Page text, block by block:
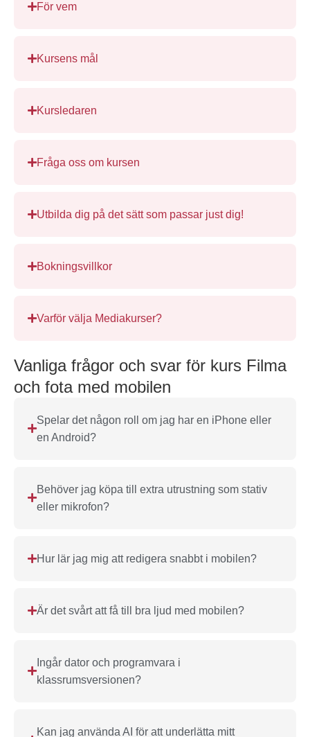
För vem
Kursens mål
Kursledaren
Fråga oss om kursen
Utbilda dig på det sätt som passar just dig!
Bokningsvillkor
Varför välja Mediakurser?
Vanliga frågor och svar för kurs Filma
och fota med mobilen
Spelar det någon roll om jag har en iPhone eller
en Android?
Behöver jag köpa till extra utrustning som stativ
eller mikrofon?
Hur lär jag mig att redigera snabbt i mobilen?
Är det svårt att få till bra ljud med mobilen?
Ingår dator och programvara i
klassrumsversionen?
Kan jag använda AI för att underlätta mitt